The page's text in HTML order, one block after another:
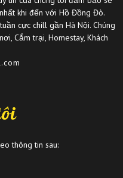
khi đến với Hồ Đồng Đò.
cực chill gần Hà Nội. Chúng
Cắm trại, Homestay, Khách
thông tin sau: